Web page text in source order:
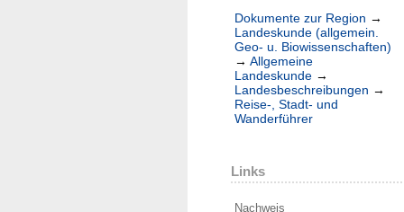
Dokumente zur Region →
Landeskunde (allgemein.
Geo- u. Biowissenschaften)
→ Allgemeine
Landeskunde →
Landesbeschreibungen →
Reise-, Stadt- und
Wanderführer
Links
Nachweis